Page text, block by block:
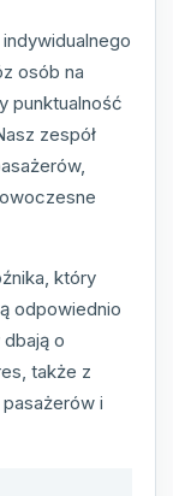
osób na
punktualność
zespół
który
odpowiednio
o
także z
i